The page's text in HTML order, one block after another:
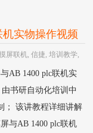
实物操作视频
作 HOT
屏联机,信捷,培训教学,
AB 1400 plc联机实
书研自动化培训中
； 该讲教程详细讲解
与AB 1400 plc联机